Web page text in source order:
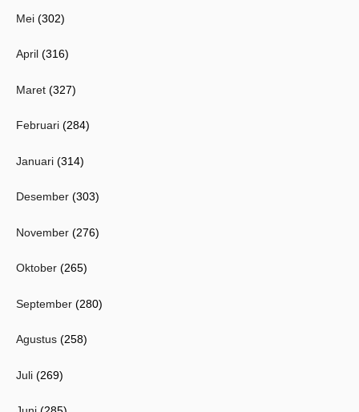
Mei (302)
April (316)
Maret (327)
Februari (284)
Januari (314)
Desember (303)
November (276)
Oktober (265)
September (280)
Agustus (258)
Juli (269)